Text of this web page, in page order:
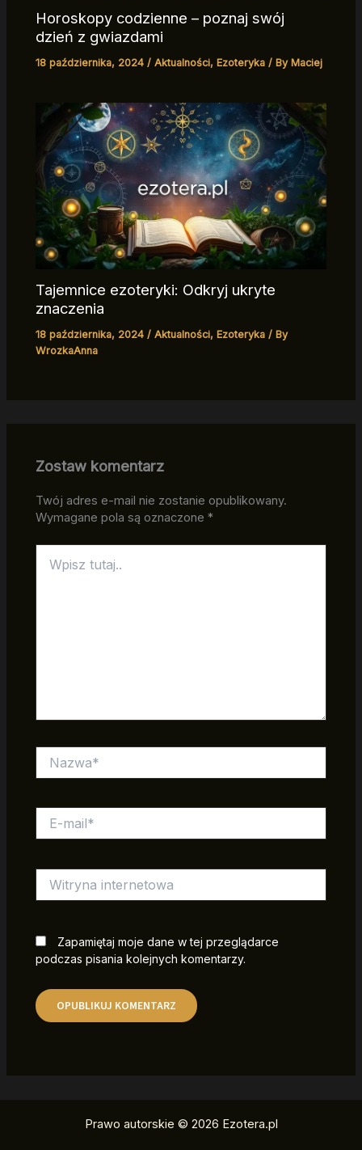
Horoskopy codzienne – poznaj swój
dzień z gwiazdami
18 października, 2024/Aktualności,Ezoteryka / ByMaciej
Tajemnice ezoteryki: Odkryj ukryte
znaczenia
18 października, 2024/Aktualności, Ezoteryka / By
WrozkaAnna
Zostaw komentarz
Twój adres e-mail nie zostanie opublikowany.
Wymagane pola są oznaczone*
tutaj..
mail*
internetowa
Zapamiętaj moje dane w tej przeglądarce
podczas pisania kolejnych komentarzy.
Prawo autorskie © 2026 Ezotera.pl